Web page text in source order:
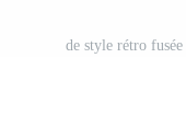
de style rétro